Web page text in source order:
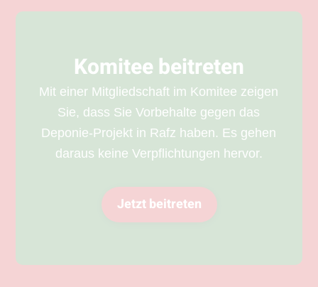
Komitee beitreten
Mit einer Mitgliedschaft im Komitee zeigen
Sie, dass Sie Vorbehalte gegen das
Deponie-Projekt in Rafz haben. Es gehen
daraus keine Verpflichtungen hervor.
Jetzt beitreten